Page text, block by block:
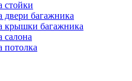
стойки
багажника
крышки багажника